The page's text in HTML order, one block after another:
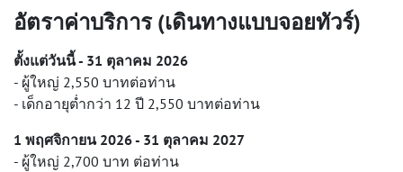
อัตราค่าบริการ (เดินทางแบบจอยทัวร์)
ตั้งแต่วันนี้ - 31 ตุลาคม 2026
- ผู้ใหญ่ 2,550 บาทต่อท่าน
- เด็กอายุต่ำกว่า 12 ปี 2,550 บาทต่อท่าน
1 พฤศจิกายน 2026- 31 ตุลาคม 2027
- ผู้ใหญ่ 2,700 บาท ต่อท่าน